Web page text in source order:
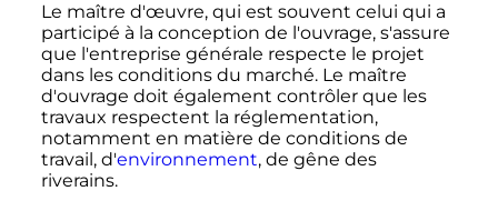
Le maître d'œuvre, qui est souvent celui qui a
participé à la conception de l'ouvrage, s'assure
que l'entreprise générale respecte le projet
dans les conditions du marché. Le maître
d'ouvrage doit également contrôler que les
travaux respectent la réglementation,
notamment en matière de conditions de
travail, d'environnement, de gêne des
riverains.